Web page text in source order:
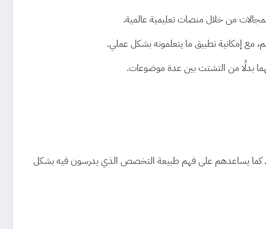
من خلال منصات تعليمية عالمية.
مع إمكانية تطبيق ما يتعلمونه بشكل عملي.
بدلًا من التشتت بين عدة موضوعات.
كما يساعدهم على فهم طبيعة التخصص الذي يدرسون فيه بشكل